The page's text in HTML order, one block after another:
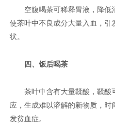
空腹喝茶可稀释胃液，降低
使茶叶中不良成分大量入血，引
状。
四、饭后喝茶
茶叶中含有大量鞣酸，鞣酸
应，生成难以溶解的新物质，
发贫血症。